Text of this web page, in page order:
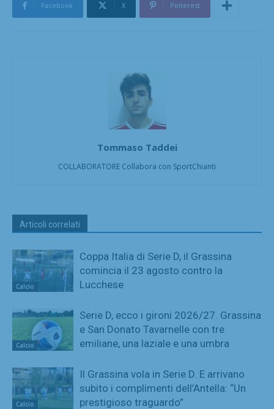
Facebook X Pinterest
Tommaso Taddei
COLLABORATORE Collabora con SportChianti
Articoli correlati
Calcio
Coppa Italia di Serie D, il Grassina
comincia il 23 agosto contro la
Lucchese
Calcio
Serie D, ecco i gironi 2026/27. Grassina
e San Donato Tavarnelle con tre
emiliane, una laziale e una umbra
Calcio
Il Grassina vola in Serie D. E arrivano
subito i complimenti dell’Antella: “Un
prestigioso traguardo”